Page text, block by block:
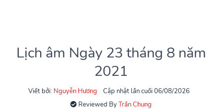
Lịch âm Ngày 23 tháng 8 năm
2021
Viết bởi: Nguyễn Hương
Cập nhật lần cuối 06/08/2026
Reviewed ByTrần Chung